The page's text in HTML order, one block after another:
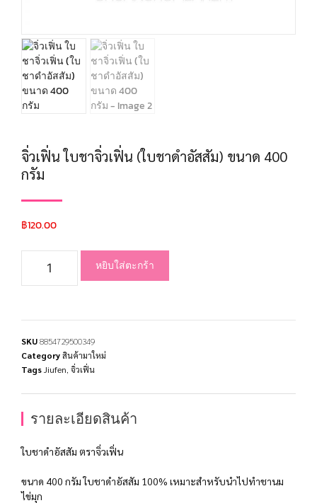
จิ่วเฟิ่น ใบชาจิ่วเฟิ่น (ใบชาดำอัสสัม) ขนาด 400
กรัม
฿120.00
หยิบใส่ตะกร้า
SKU8854729500349
Categoryสินค้ามาใหม่
Tags Jiufen จิ่วเฟิ่น
รายละเอียดสินค้า
ใบชาดำอัสสัม ตราจิ่วเฟิ่น
ขนาด 400 กรัม ใบชาดำอัสสัม 100% เหมาะสำหรับนำไปทำชานม
ไข่มุก